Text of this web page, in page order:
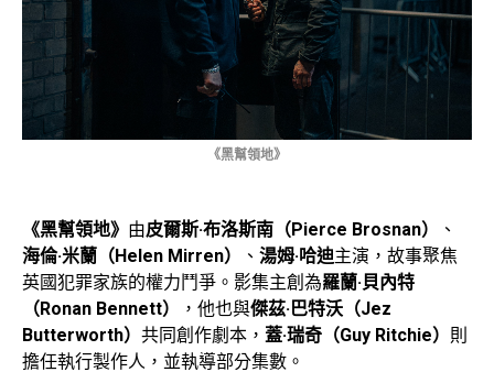
《黑幫領地》
《黑幫領地》 由皮爾斯·布洛斯南（Pierce Brosnan）
、
海倫·米蘭（Helen Mirren）
、 湯姆·哈迪主演，故事聚焦
英國犯罪家族的權力鬥爭。影集主創為羅蘭·貝內特
（Ronan Bennett）
，他也與傑茲·巴特沃（Jez
Butterworth） 共同創作劇本， 蓋·瑞奇（Guy Ritchie） 則
擔任執行製作人，並執導部分集數。